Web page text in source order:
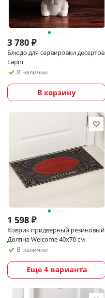
3 780 ₽
Блюдо для сервировки десертов
Lapin
В наличии
В корзину
1 598 ₽
Коврик придверный резиновый
Доляна Welcome 40х70 см
В наличии
Еще 4 варианта